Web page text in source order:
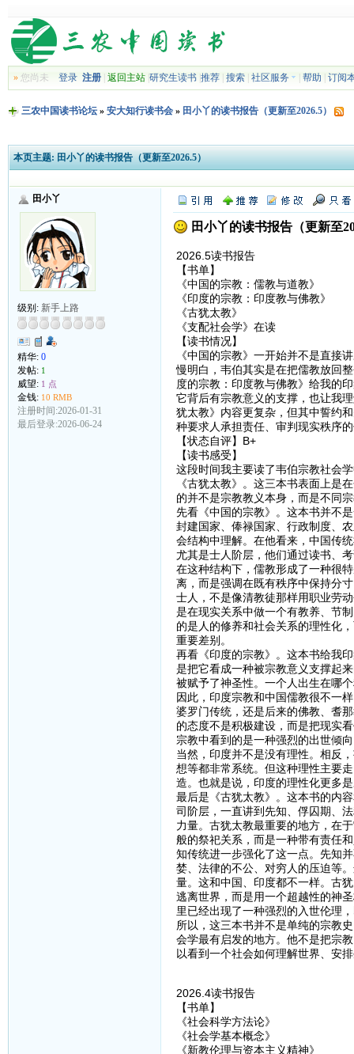
»您尚未 登录 注册| 返回主站| 研究生读书| 推荐| 搜索| 社区服务 帮助 订阅
三农中国读书论坛» 安大知行读书会» 田小丫的读书报告（更新至2026.5）
本页主题: 田小丫的读书报告（更新至2026.5）
田小丫
级别: 新手上路
精华: 0
发帖: 1
威望: 1 点
金钱: 10 RMB
注册时间:2026-01-31
最后登录:2026-06-24
田小丫的读书报告（更新至
2026.5读书报告
【书单】
《中国的宗教：儒教与道教》
《印度的宗教：印度教与佛教》
《古犹太教》
《支配社会学》在读
【读书情况】
《中国的宗教》一开始并不是直接
慢明白，韦伯其实是在把儒教放回
度的宗教：印度教与佛教》给我的
它背后有宗教意义的支撑，也让我
犹太教》内容更复杂，但其中誓约
种要求人承担责任、审判现实秩序
【状态自评】B+
【读书感受】
这段时间我主要读了韦伯宗教社会
《古犹太教》。这三本书表面上是
的并不是宗教教义本身，而是不同
先看《中国的宗教》。这本书并不
封建国家、俸禄国家、行政制度、
会结构中理解。在他看来，中国传
尤其是士人阶层，他们通过读书、
在这种结构下，儒教形成了一种很
离，而是强调在既有秩序中保持分
士人，不是像清教徒那样用职业劳
是在现实关系中做一个有教养、节
的是人的修养和社会关系的理性化
重要差别。
再看《印度的宗教》。这本书给我
是把它看成一种被宗教意义支撑起
被赋予了神圣性。一个人出生在哪
因此，印度宗教和中国儒教很不一
婆罗门传统，还是后来的佛教、耆
的态度不是积极建设，而是把现实
宗教中看到的是一种强烈的出世倾
当然，印度并不是没有理性。相反
想等都非常系统。但这种理性主要
造。也就是说，印度的理性化更多
最后是《古犹太教》。这本书的内
司阶层，一直讲到先知、俘囚期、
力量。古犹太教最重要的地方，在
般的祭祀关系，而是一种带有责任
知传统进一步强化了这一点。先知
婪、法律的不公、对穷人的压迫等
量。这和中国、印度都不一样。古
逃离世界，而是用一个超越性的神
里已经出现了一种强烈的入世伦理
所以，这三本书并不是单纯的宗教
会学最有启发的地方。他不是把宗
以看到一个社会如何理解世界、安
2026.4读书报告
【书单】
《社会科学方法论》
《社会学基本概念》
《新教伦理与资本主义精神》